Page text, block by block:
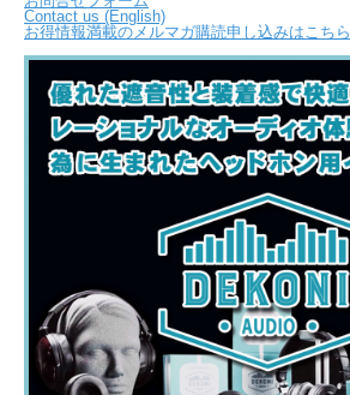
Contact us (English)
お得情報満載のメルマガ購読申し込みはこちら